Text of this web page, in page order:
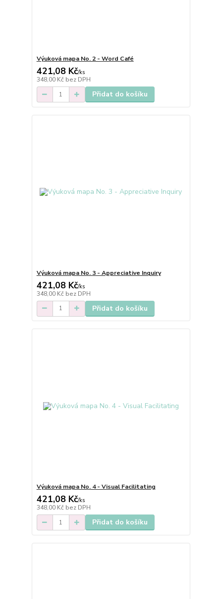
Výuková mapa No. 2 - Word Café
421,08 Kč/ks
348,00 Kč bez DPH
Přidat do košíku
Výuková mapa No. 3 - Appreciative Inquiry
421,08 Kč/ks
348,00 Kč bez DPH
Přidat do košíku
Výuková mapa No. 4 - Visual Facilitating
421,08 Kč/ks
348,00 Kč bez DPH
Přidat do košíku